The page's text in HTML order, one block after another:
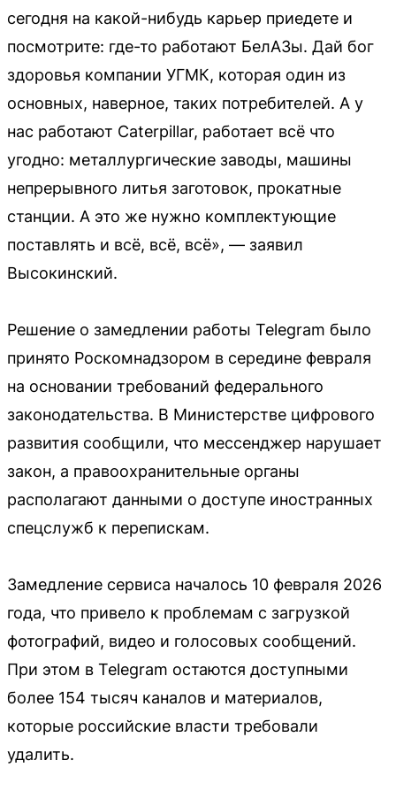
сегодня на какой-нибудь карьер приедете и
посмотрите: где-то работают БелАЗы. Дай бог
здоровья компании УГМК, которая один из
основных, наверное, таких потребителей. А у
нас работают Caterpillar, работает всё что
угодно: металлургические заводы, машины
непрерывного литья заготовок, прокатные
станции. А это же нужно комплектующие
поставлять и всё, всё, всё», — заявил
Высокинский.
Решение о замедлении работы Telegram было
принято Роскомнадзором в середине февраля
на основании требований федерального
законодательства. В Министерстве цифрового
развития сообщили, что мессенджер нарушает
закон, а правоохранительные органы
располагают данными о доступе иностранных
спецслужб к перепискам.
Замедление сервиса началось 10 февраля 2026
года, что привело к проблемам с загрузкой
фотографий, видео и голосовых сообщений.
При этом в Telegram остаются доступными
более 154 тысяч каналов и материалов,
которые российские власти требовали
удалить.